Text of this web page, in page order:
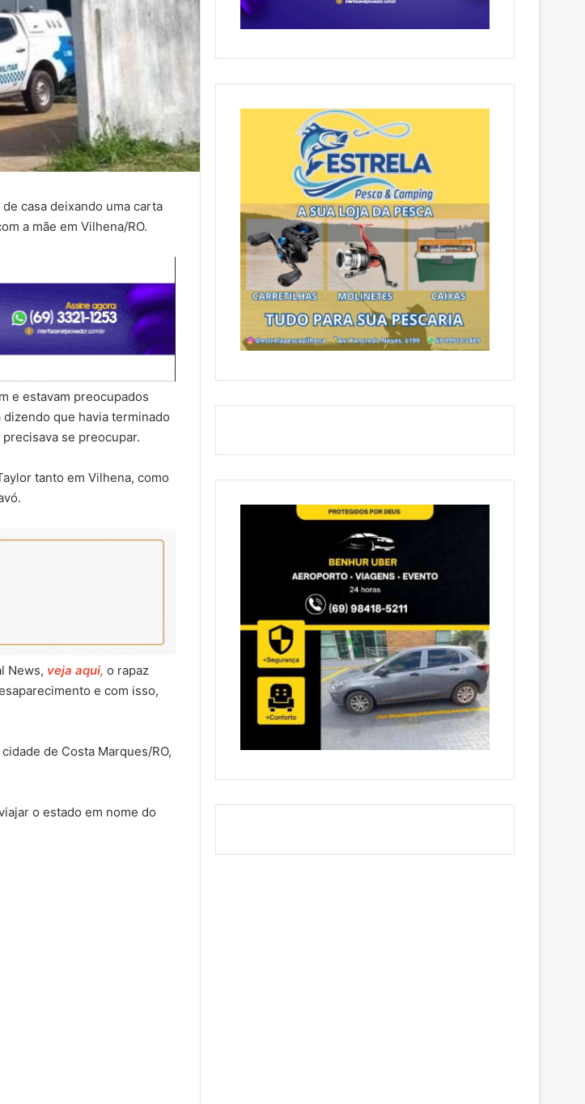
de casa deixando uma carta
a mãe em Vilhena/RO.
e estavam preocupados
que havia terminado
se preocupar.
tanto em Vilhena, como
News, veja aqui, o rapaz
e com isso,
de Costa Marques/RO,
o estado em nome do